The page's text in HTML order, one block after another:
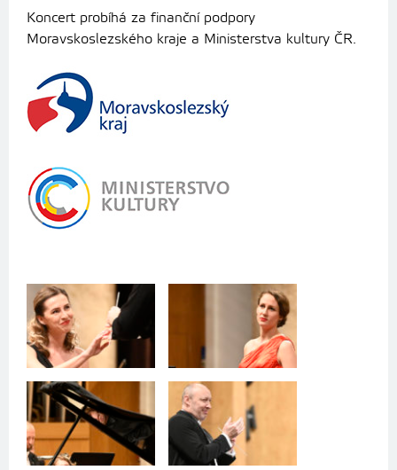
Koncert probíhá za finanční podpory
Moravskoslezského kraje a Ministerstva kultury ČR.